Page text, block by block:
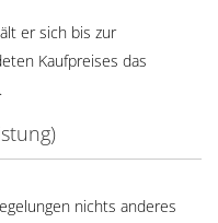
er sich bis zur
Kaufpreises das
nichts anderes